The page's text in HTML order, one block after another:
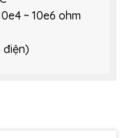
~ 10e6 ohm
điện)